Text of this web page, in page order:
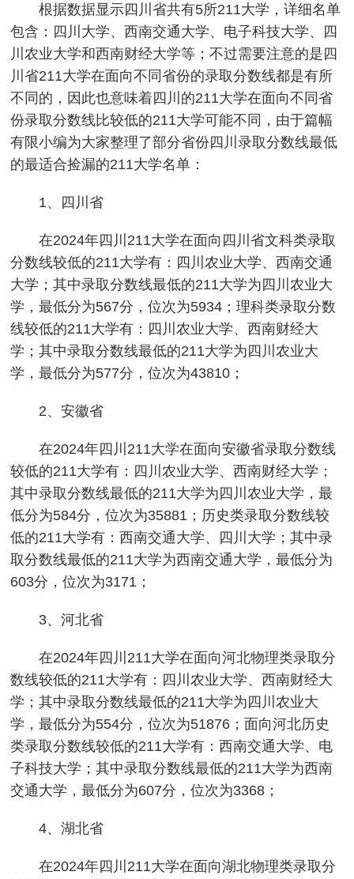
根据数据显示四川省共有5所211大学，详细名单
包含：四川大学、西南交通大学、电子科技大学、四
川农业大学和西南财经大学等；不过需要注意的是四
川省211大学在面向不同省份的录取分数线都是有所
不同的，因此也意味着四川的211大学在面向不同省
份录取分数线比较低的211大学可能不同，由于篇幅
有限小编为大家整理了部分省份四川录取分数线最低
的最适合捡漏的211大学名单：
1、四川省
在2024年四川211大学在面向四川省文科类录取
分数线较低的211大学有：四川农业大学、西南交通
大学；其中录取分数线最低的211大学为四川农业大
学，最低分为567分，位次为5934；理科类录取分数
线较低的211大学有：四川农业大学、西南财经大
学；其中录取分数线最低的211大学为四川农业大
学，最低分为577分，位次为43810；
2、安徽省
在2024年四川211大学在面向安徽省录取分数线
较低的211大学有：四川农业大学、西南财经大学；
其中录取分数线最低的211大学为四川农业大学，最
低分为584分，位次为35881；历史类录取分数线较
低的211大学有：西南交通大学、四川大学；其中录
取分数线最低的211大学为西南交通大学，最低分为
603分，位次为3171；
3、河北省
在2024年四川211大学在面向河北物理类录取分
数线较低的211大学有：四川农业大学、西南财经大
学；其中录取分数线最低的211大学为四川农业大
学，最低分为554分，位次为51876；面向河北历史
类录取分数线较低的211大学有：西南交通大学、电
子科技大学；其中录取分数线最低的211大学为西南
交通大学，最低分为607分，位次为3368；
4、湖北省
在2024年四川211大学在面向湖北物理类录取分